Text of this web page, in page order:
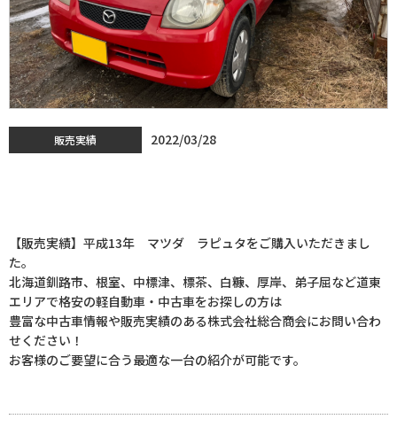
販売実績 2022/03/28
【販売実績】平成13年 マツダ ラピュタをご購入いただきまし
た。
北海道釧路市、根室、中標津、標茶、白糠、厚岸、弟子屈など道東
エリアで格安の軽自動車・中古車をお探しの方は
豊富な中古車情報や販売実績のある株式会社総合商会にお問い合わ
せください！
お客様のご要望に合う最適な一台の紹介が可能です。